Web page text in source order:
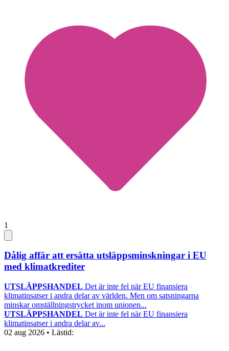
1
Dålig affär att ersätta utsläppsminskningar i EU
med klimatkrediter
UTSLÄPPSHANDEL Det är inte fel när EU finansiera
klimatinsatser i andra delar av världen. Men om satsningarna
minskar omställningstrycket inom unionen...
UTSLÄPPSHANDEL Det är inte fel när EU finansiera
klimatinsatser i andra delar av...
02 aug 2026 • Lästid: